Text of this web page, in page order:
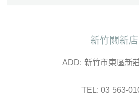
新竹關新店
ADD: 新竹市東區新
TEL: 03 563-